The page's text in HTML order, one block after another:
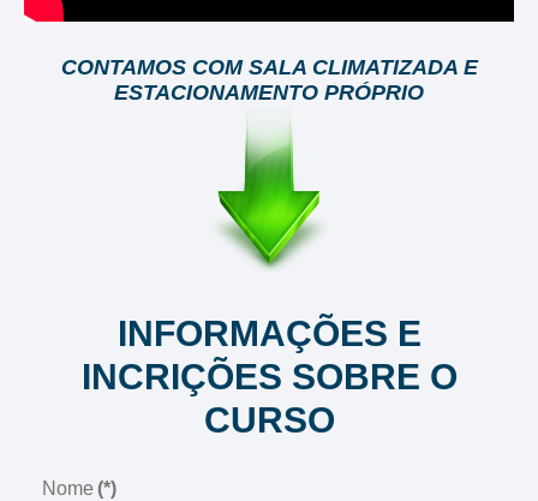
CONTAMOS COM SALA CLIMATIZADA E
ESTACIONAMENTO PRÓPRIO
INFORMAÇÕES E
INCRIÇÕES SOBRE O
CURSO
Nome (*)